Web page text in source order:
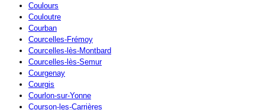
Coulours
Couloutre
Courban
Courcelles-Frémoy
Courcelles-lès-Montbard
Courcelles-lès-Semur
Courgenay
Courgis
Courlon-sur-Yonne
Courson-les-Carrières